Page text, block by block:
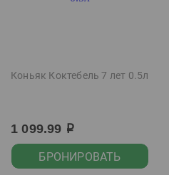
Коньяк Коктебель 7 лет 0.5л
1 099.99 р
БРОНИРОВАТЬ